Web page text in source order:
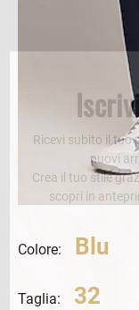
Colore: Blu
Taglia: 32
Ricevi subito il tuo
nuovi
Crea il tuo stile
scopri in